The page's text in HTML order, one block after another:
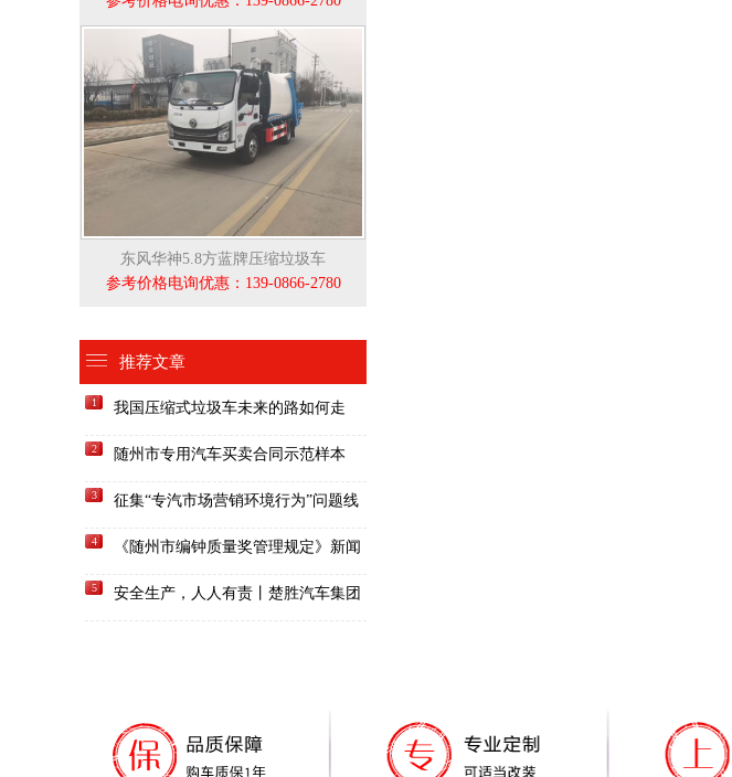
东风华神5.8方蓝牌压缩垃圾车
参考价格电询优惠：139-0866-2780
推荐文章
1 我国压缩式垃圾车未来的路如何走
2 随州市专用汽车买卖合同示范样本
3 征集“专汽市场营销环境行为”问题线
索的公告
4 《随州市编钟质量奖管理规定》新闻
发布会召开
5 安全生产，人人有责丨楚胜汽车集团